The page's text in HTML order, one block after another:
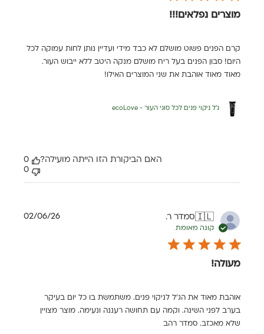
מוצרים נפלאים!!!
קרם הפנים פשוט מושלם לא כבד מידי ועדיין נותן לחות עמוקה לכל
היום! סבון הפנים בעל ריח מושלם מנקה היטב ללא ייבוש העור.
מאוד מאוד אוהבת את שני המוצרים האילו!
ג'ל ניקוי פנים לכל סוגי העור - ecoLove
האם הביקורת הזו הייתה מועילה?
0
0
🇮🇱סמדר ר.
קונה מאומת
מעולה!
אוהבת מאוד את הג׳ל לניקוי פנים. משתמשת בו כל יום בעיקר
בערב לפני השינה. וקמה עם תחושה רעננה ונעימה. מוצר מצויין
שלא מאכזב. סמדר רהב
תאריך02/06/26